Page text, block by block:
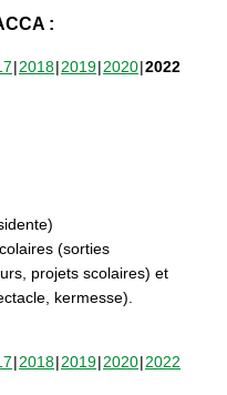
:
2018 2019 2020 2022
(sorties
projets scolaires) et
kermesse).
2018 2019 2020 2022